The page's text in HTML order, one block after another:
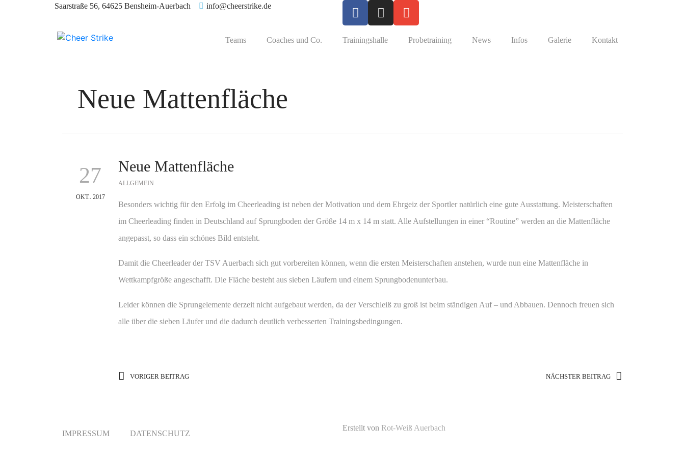
Saarstraße 56, 64625 Bensheim-Auerbach info@cheerstrike.de
Teams Coaches und Co. Trainingshalle Probetraining News Infos Galerie Kontakt
Neue Mattenfläche
27
OKT.. 2017
Neue Mattenfläche
ALLGEMEIN
Besonders wichtig für den Erfolg im Cheerleading ist neben der Motivation und dem Ehrgeiz der Sportler natürlich eine gute Ausstattung. Meisterschaften
im Cheerleading finden in Deutschland auf Sprungboden der Größe 14 m x 14 m statt. Alle Aufstellungen in einer “Routine” werden an die Mattenfläche
angepasst, so dass ein schönes Bild entsteht.
Damit die Cheerleader der TSV Auerbach sich gut vorbereiten können, wenn die ersten Meisterschaften anstehen, wurde nun eine Mattenfläche in
Wettkampfgröße angeschafft. Die Fläche besteht aus sieben Läufern und einem Sprungbodenunterbau.
Leider können die Sprungelemente derzeit nicht aufgebaut werden, da der Verschleiß zu groß ist beim ständigen Auf – und Abbauen. Dennoch freuen sich
alle über die sieben Läufer und die dadurch deutlich verbesserten Trainingsbedingungen.
VORIGER BEITRAG NÄCHSTER BEITRAG
IMPRESSUM DATENSCHUTZ
Erstellt von Rot-Weiß Auerbach